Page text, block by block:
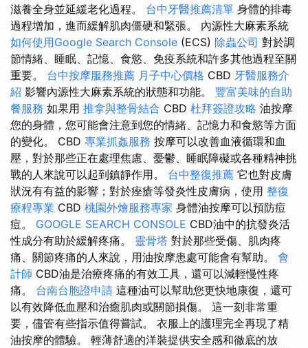
滋養全身並延緩老化過程。 台中牙醫推薦清單 身體的排毒
過程增加，進而緩解肌肉僵硬和緊張。 內源性大麻素系統
如何使用Google Search Console (ECS) 除蟲公司 對於調
節情緒、睡眠、記憶、食慾、免疫系統和許多其他過程至關
重要。 台中按摩服務推薦 月子中心價格 CBD 牙醫服務介
紹 影響內源性大麻素系統的狀態和功能。 豐富美味的自助
餐服務 如果用 推拿與整骨結合 CBD 杜拜簽證攻略 油按摩
您的身體，您可能會注意到您的情緒、記憶力和食慾等方面
的變化。 CBD 專業抓姦服務 按摩可以改善血液循環和血
壓，對於那些正在處理焦慮、憂鬱、睡眠障礙或各種精神挑
戰的人來說可以起到鎮靜作用。 台中整復推薦 它也對皮膚
狀況有有益的影響；對於痤瘡等發炎性皮膚病，使用 整復
療程專業 CBD 桃園外燴服務專家 身體油按摩可以預防痘
痘。 GOOGLE SEARCH CONSOLE CBD油中的抗發炎活
性成分有助於緩解疼痛。 靈骨塔 對於那些受傷、肌肉疼
痛、關節疼痛的人來說，用油按摩患處可能會有幫助。 會
計師 CBD油是治療疼痛的有效工具，還可以減輕慢性疼
痛。 台南台胞證申請 這種油可以幫助您更快地康復，還可
以有效降低血壓和治癒肌肉或關節損傷。 這一刻非常重
要，儘管有些指示值得嘗試。 衣服上的護理完全再現了精
油按摩的體驗。 輕薄舒適的洋裝提供安全感和徹底的放